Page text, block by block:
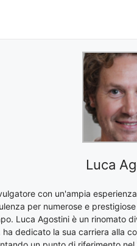
Luca
con un'ampia
per numerose e
Luca Agostini è un rinomato
ha dedicato la sua carriera alla